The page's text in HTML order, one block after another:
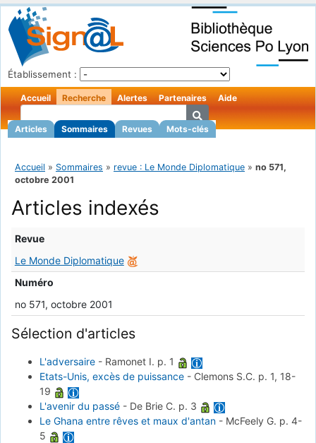
Établissement :
Accueil Recherche
Articles Sommaires Revues Mots-clés
Alertes Partenaires Aide
Accueil » Sommaires » revue : Le Monde Diplomatique » no 571,
octobre 2001
Articles indexés
Revue
Le Monde Diplomatique
Numéro
no 571, octobre 2001
Sélection d'articles
L'adversaire - Ramonet I. p. 1
Etats-Unis, excès de puissance - Clemons S.C. p. 1, 18-
19
L'avenir du passé - De Brie C. p. 3
Le Ghana entre rêves et maux d'antan - McFeely G. p. 4-
5